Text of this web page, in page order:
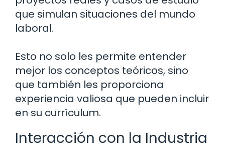
que simulan situaciones del mundo
laboral.
Esto no solo les permite entender
mejor los conceptos teóricos, sino
que también les proporciona
experiencia valiosa que pueden incluir
en su currículum.
Interacción con la Industria